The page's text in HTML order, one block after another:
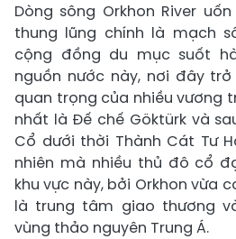
Dòng sông Orkhon River
thung lũng chính là mạch
cộng đồng du mục suốt
nguồn nước này, nơi đây
quan trọng của nhiều vương
nhất là Đế chế Göktürk và
Cổ dưới thời Thành Cát Tư
nhiên mà nhiều thủ đô cổ
khu vực này, bởi Orkhon vừa
là trung tâm giao thương
vùng thảo nguyên Trung Á.